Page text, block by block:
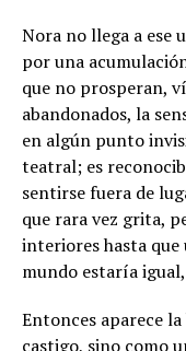
Nora no llega a ese
por una
que no prosperan,
abandonados, la
en algún punto
teatral; es
sentirse fuera de
que rara vez grita,
interiores hasta que
mundo estaría
Entonces aparece
castigo, sino como